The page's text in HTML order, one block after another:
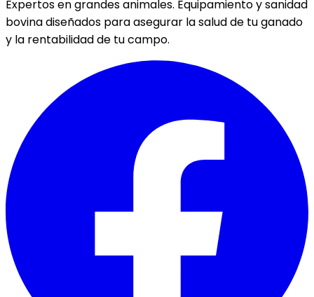
Expertos en grandes animales. Equipamiento y sanidad
bovina diseñados para asegurar la salud de tu ganado
y la rentabilidad de tu campo.